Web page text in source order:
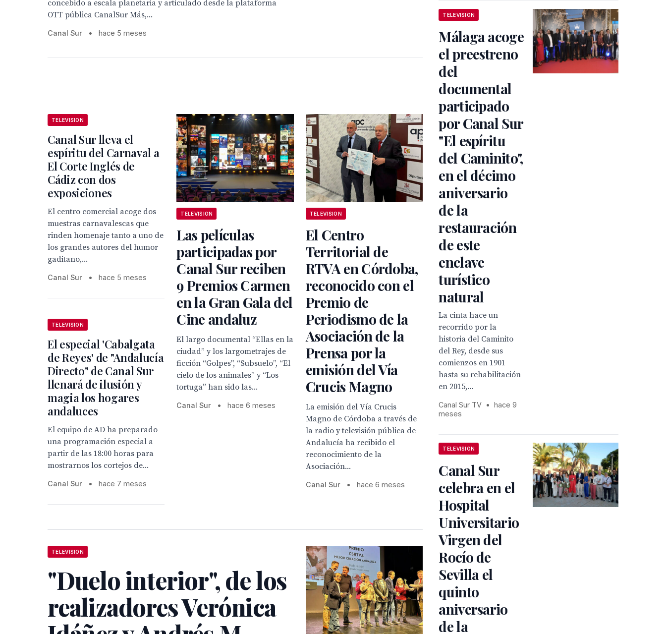
concebido a escala planetaria y articulado desde la plataforma
OTT pública CanalSur Más,...
Canal Sur • hace 5 meses
TELEVISION
Canal Sur lleva el
espíritu del Carnaval a
El Corte Inglés de
Cádiz con dos
exposiciones
El centro comercial acoge dos
muestras carnavalescas que
rinden homenaje tanto a uno de
los grandes autores del humor
gaditano,...
Canal Sur • hace 5 meses
TELEVISION
Las películas
participadas por
Canal Sur reciben
9 Premios Carmen
en la Gran Gala del
Cine andaluz
El largo documental “Ellas en la
ciudad” y los largometrajes de
ficción “Golpes", “Subsuelo”, “El
cielo de los animales” y “Los
tortuga” han sido las...
Canal Sur • hace 6 meses
TELEVISION
El Centro
Territorial de
RTVA en Córdoba,
reconocido con el
Premio de
Periodismo de la
Asociación de la
Prensa por la
emisión del Vía
Crucis Magno
La emisión del Vía Crucis
Magno de Córdoba a través de
la radio y televisión pública de
Andalucía ha recibido el
reconocimiento de la
Asociación...
Canal Sur • hace 6 meses
TELEVISION
El especial 'Cabalgata
de Reyes' de "Andalucía
Directo" de Canal Sur
llenará de ilusión y
magia los hogares
andaluces
El equipo de AD ha preparado
una programación especial a
partir de las 18:00 horas para
mostrarnos los cortejos de...
Canal Sur • hace 7 meses
TELEVISION
"Duelo interior", de los
realizadores Verónica
TELEVISION
Málaga acoge
el preestreno
del
documental
participado
por Canal Sur
"El espíritu
del Caminito",
en el décimo
aniversario
de la
restauración
de este
enclave
turístico
natural
La cinta hace un
recorrido por la
historia del Caminito
del Rey, desde sus
comienzos en 1901
hasta su rehabilitación
en 2015,...
Canal Sur TV •
hace 9
meses
TELEVISION
Canal Sur
celebra en el
Hospital
Universitario
Virgen del
Rocío de
Sevilla el
quinto
aniversario
de la